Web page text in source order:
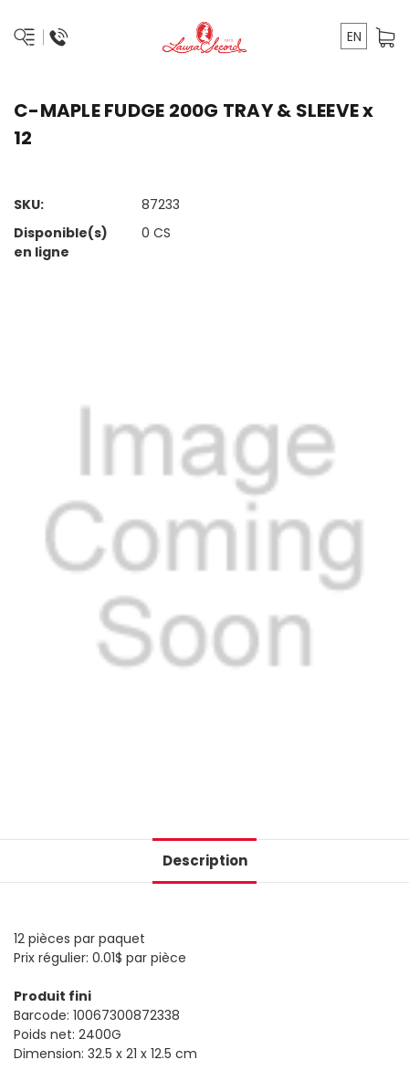
EN
C-MAPLE FUDGE 200G TRAY & SLEEVE x
12
SKU:
87233
Disponible(s)
en ligne
0 CS
Description
12 pièces par paquet
Prix régulier: 0.01$ par pièce
Produit fini
Barcode: 10067300872338
Poids net: 2400G
Dimension: 32.5 x 21 x 12.5 cm